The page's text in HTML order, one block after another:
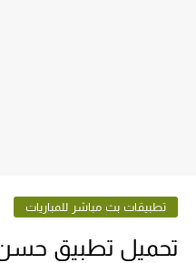
تطبيقات بث مباشر للمباريات
تحميل تطبيق